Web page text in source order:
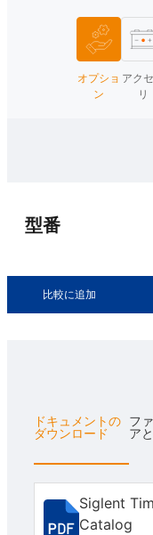
オプショ
ン
アク
リ
型番
比較に追加
ドキュメントの
ダウンロード
フ
ア
Siglent
Catalog